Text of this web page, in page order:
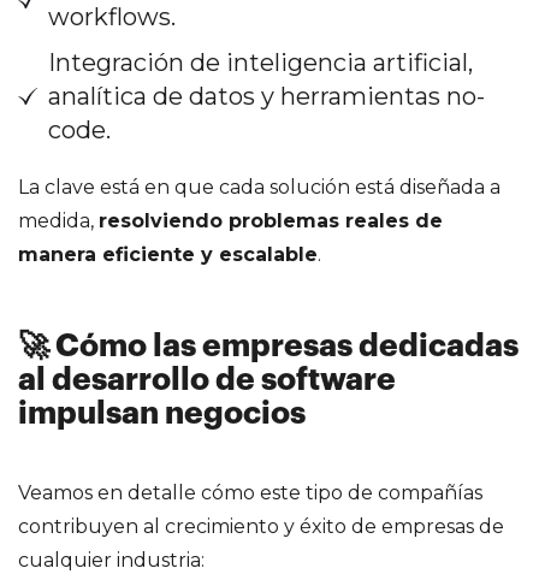
workflows.
Integración de inteligencia artificial,
analítica de datos y herramientas no-
code.
La clave está en que cada solución está diseñada a
medida, resolviendo problemas reales de
manera eficiente y escalable.
🚀 Cómo las empresas dedicadas
al desarrollo de software
impulsan negocios
Veamos en detalle cómo este tipo de compañías
contribuyen al crecimiento y éxito de empresas de
cualquier industria: